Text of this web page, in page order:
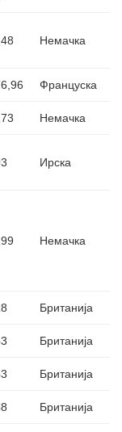
Немачка
Француска
Немачка
Ирска
Немачка
Британија
Британија
Британија
Британија